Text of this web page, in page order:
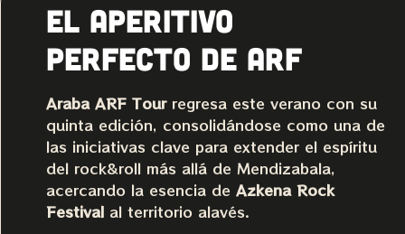
El aperitivo
perfecto de ARF
Araba ARF Tour regresa este verano con su
quinta edición, consolidándose como una de
las iniciativas clave para extender el espíritu
del rock&roll más allá de Mendizabala,
acercando la esencia de Azkena Rock
Festival al territorio alavés.